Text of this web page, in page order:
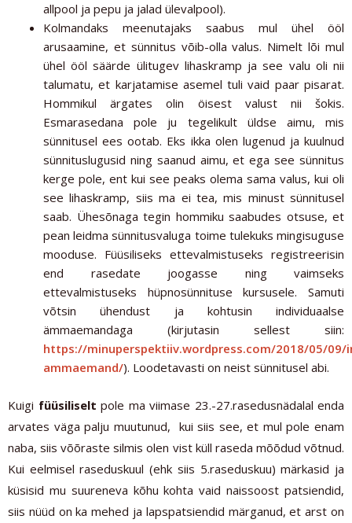
allpool ja pepu ja jalad ülevalpool).
Kolmandaks meenutajaks saabus mul ühel ööl
arusaamine, et sünnitus võib-olla valus. Nimelt lõi mul
ühel ööl säärde ülitugev lihaskramp ja see valu oli nii
talumatu, et karjatamise asemel tuli vaid paar pisarat.
Hommikul ärgates olin öisest valust nii šokis.
Esmarasedana pole ju tegelikult üldse aimu, mis
sünnitusel ees ootab. Eks ikka olen lugenud ja kuulnud
sünnituslugusid ning saanud aimu, et ega see sünnitus
kerge pole, ent kui see peaks olema sama valus, kui oli
see lihaskramp, siis ma ei tea, mis minust sünnitusel
saab. Ühesõnaga tegin hommiku saabudes otsuse, et
pean leidma sünnitusvaluga toime tulekuks mingisuguse
mooduse. Füüsiliseks ettevalmistuseks registreerisin
end rasedate joogasse ning vaimseks
ettevalmistuseks hüpnosünnituse kursusele. Samuti
võtsin ühendust ja kohtusin individuaalse
ämmaemandaga (kirjutasin sellest siin:
https://minuperspektiiv.wordpress.com/2018/05/09/
ammaemand/). Loodetavasti on neist sünnitusel abi.
Kuigi füüsiliselt pole ma viimase 23.-27.rasedusnädalal enda
arvates väga palju muutunud, kui siis see, et mul pole enam
naba, siis võõraste silmis olen vist küll raseda mõõdud võtnud.
Kui eelmisel raseduskuul (ehk siis 5.raseduskuu) märkasid ja
küsisid mu suureneva kõhu kohta vaid naissoost patsiendid,
siis nüüd on ka mehed ja lapspatsiendid märganud, et arst on